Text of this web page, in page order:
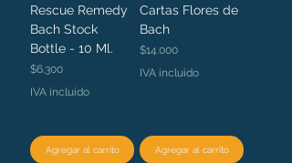
Rescue Remedy
Bach Stock
Bottle - 10 Ml.
Precio
$6.300
IVA incluido
Agregar al carrito
Cartas Flores de
Bach
Precio
$14.000
IVA incluido
Agregar al carrito